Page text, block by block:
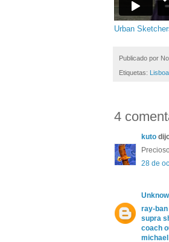
Urban
Publicado por
Etiquetas: Lisboa
4
kuto
28 de
ray-
supra
coach